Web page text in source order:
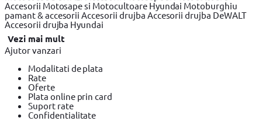
Accesorii Motosape si Motocultoare Hyundai Motoburghiu
pamant & accesoriiAccesorii drujba Accesorii drujba DeWALT
Accesorii drujba Hyundai
Vezi mai mult
Ajutor vanzari
Modalitati de plata
Rate
Oferte
Plata online prin card
Suport rate
Confidentialitate